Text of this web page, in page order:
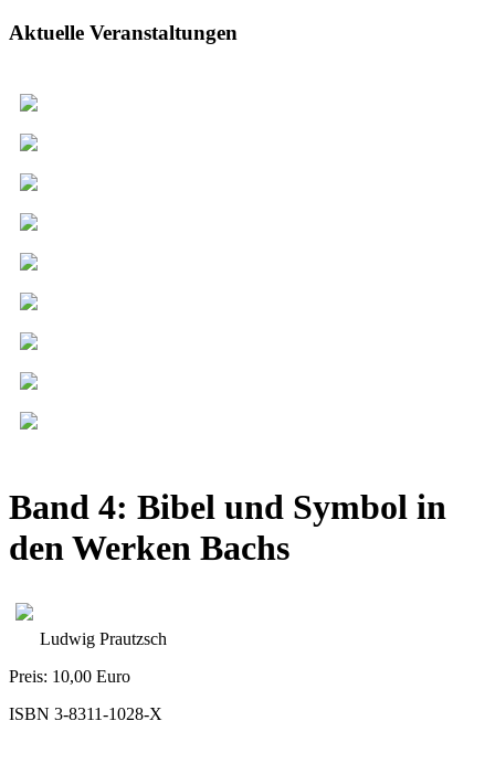
Aktuelle Veranstaltungen
Band 4: Bibel und Symbol in
den Werken Bachs
Ludwig Prautzsch
Preis: 10,00 Euro
ISBN 3-8311-1028-X